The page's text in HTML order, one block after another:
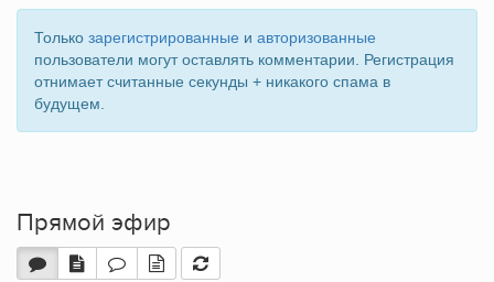
Только зарегистрированные и авторизованные
пользователи могут оставлять комментарии. Регистрация
отнимает считанные секунды + никакого спама в
будущем.
Прямой эфир